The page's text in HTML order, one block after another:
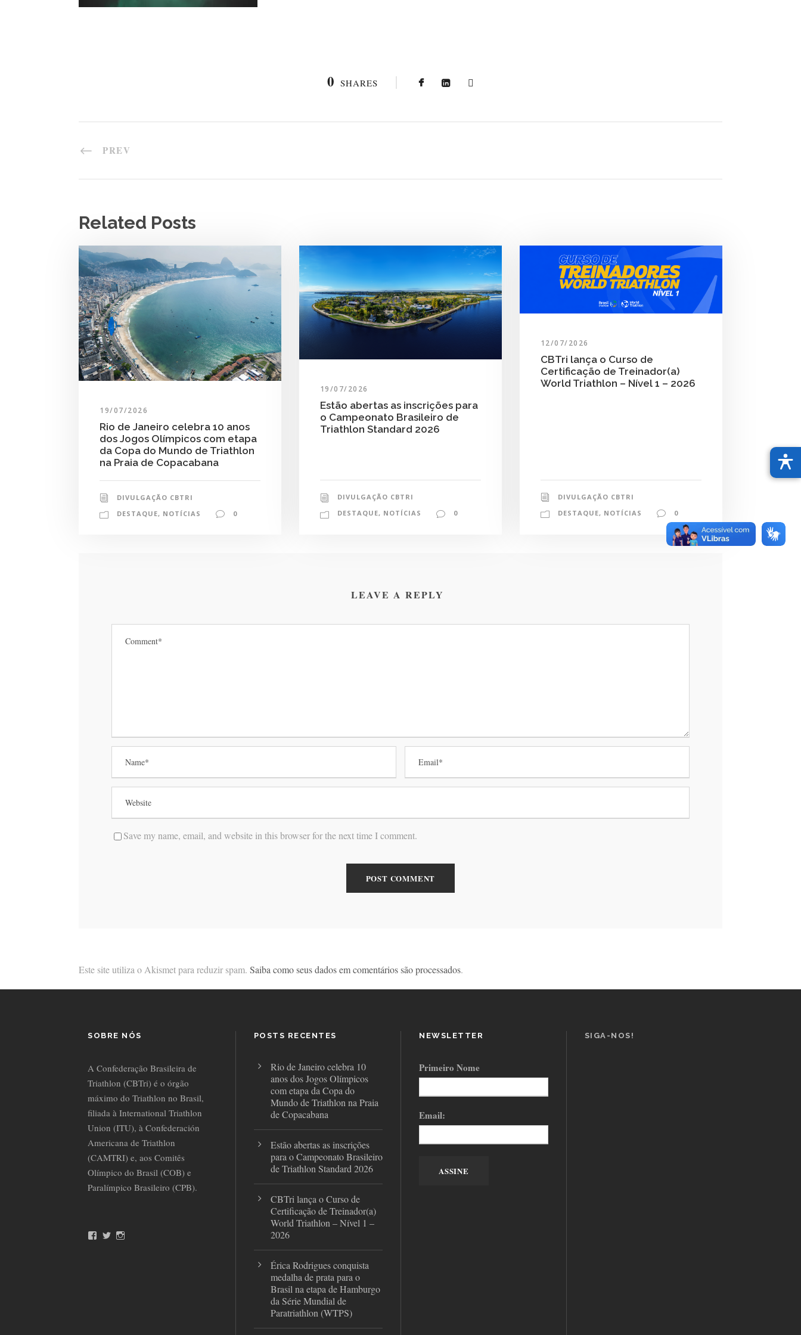
0 SHARES
PREV
Related Posts
19/07/2026
Rio de Janeiro celebra 10 anos
dos Jogos Olímpicos com etapa
da Copa do Mundo de Triathlon
na Praia de Copacabana
DIVULGAÇÃO CBTRI
DESTAQUE, NOTÍCIAS 0
19/07/2026
Estão abertas as inscrições para
o Campeonato Brasileiro de
Triathlon Standard 2026
DIVULGAÇÃO CBTRI
DESTAQUE, NOTÍCIAS 0
12/07/2026
CBTri lança o Curso de
Certificação de Treinador(a)
World Triathlon – Nível 1 – 2026
DIVULGAÇÃO CBTRI
DESTAQUE, NOTÍCIAS 0
LEAVE A REPLY
Save my name, email, and website in this browser for the next time I comment.
Este site utiliza o Akismet para reduzir spam. Saiba como seus dados em comentários são processados.
SOBRE NÓS
A Confederação Brasileira de
Triathlon (CBTri) é o órgão
máximo do Triathlon no Brasil,
filiada à International Triathlon
Union (ITU), à Confederación
Americana de Triathlon
(CAMTRI) e, aos Comitês
Olímpico do Brasil (COB) e
Paralímpico Brasileiro (CPB).
T
POSTS RECENTES
Rio de Janeiro celebra 10
anos dos Jogos Olímpicos
com etapa da Copa do
Mundo de Triathlon na Praia
de Copacabana
Estão abertas as inscrições
para o Campeonato Brasileiro
de Triathlon Standard 2026
CBTri lança o Curso de
Certificação de Treinador(a)
World Triathlon – Nível 1 –
2026
Érica Rodrigues conquista
medalha de prata para o
Brasil na etapa de Hamburgo
da Série Mundial de
Paratriathlon (WTPS)
NEWSLETTER
Primeiro Nome
Email:
SIGA-NOS!